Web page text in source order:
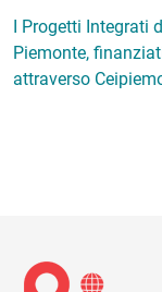
I Progetti Integrati
Piemonte,
attraverso